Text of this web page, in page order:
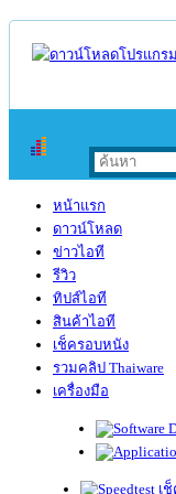
หน้าแรก
ดาวน์โหลด
ข่าวไอที
รีวิว
ทิปส์ไอที
สินค้าไอที
เช็ครอบหนัง
รวมคลิป Thaiware
เครื่องมือ
เ